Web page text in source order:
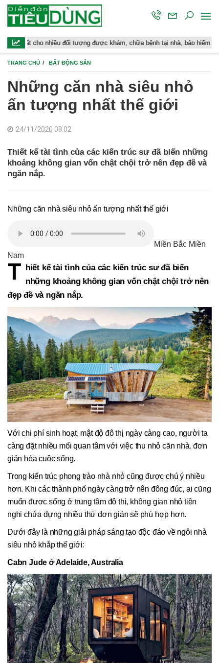
đối tượng được khám, chữa bệnh tại nhà, bảo hiểm y tế chi trả
TRANG CHỦ BẤT ĐỘNG SẢN
Những căn nhà siêu nhỏ
ấn tượng nhất thế giới
24/11/2020 08:02
Thiết kế tài tình của các kiến trúc sư đã biến những
khoảng không gian vốn chật chội trở nên đẹp đẽ và
ngăn nắp.
Những căn nhà siêu nhỏ ấn tượng nhất thế giới
Miền Bắc Miền
Nam
T hiết kế tài tình của các kiến trúc sư đã biến
những khoảng không gian vốn chật chội trở nên
đẹp đẽ và ngăn nắp.
Với chi phí sinh hoạt, mật độ đô thị ngày càng cao, người ta
càng đặt nhiều mối quan tâm với việc thu nhỏ căn nhà, đơn
giản hóa cuộc sống.
Trong kiến trúc phong trào nhà nhỏ cũng được chú ý nhiều
hơn. Khi các thành phố ngày càng trở nên đông đúc, ai cũng
muốn được sống ở trung tâm đô thị, không gian nhỏ tiện
nghi chứa đựng nhiều thứ đơn giản sẽ phù hợp hơn.
Dưới đây là những giải pháp sáng tạo độc đáo về ngôi nhà
siêu nhỏ khắp thế giới:
Cabn Jude ở Adelaide, Australia